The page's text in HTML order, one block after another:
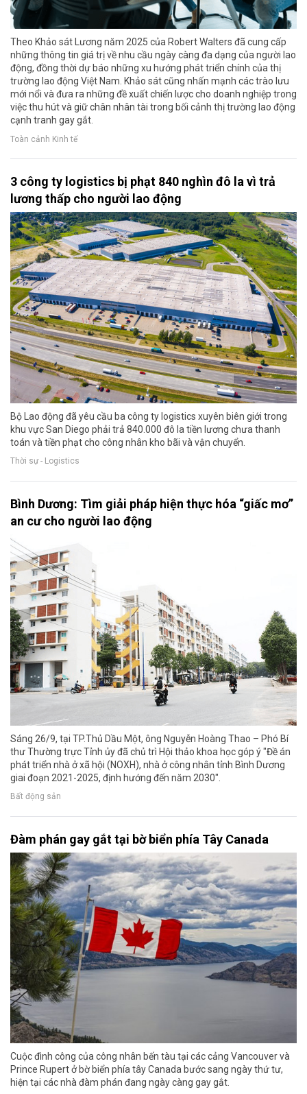
Theo Khảo sát Lương năm 2025 của Robert Walters đã cung cấp
những thông tin giá trị về nhu cầu ngày càng đa dạng của người lao
động, đồng thời dự báo những xu hướng phát triển chính của thị
trường lao động Việt Nam. Khảo sát cũng nhấn mạnh các trào lưu
mới nổi và đưa ra những đề xuất chiến lược cho doanh nghiệp trong
việc thu hút và giữ chân nhân tài trong bối cảnh thị trường lao động
cạnh tranh gay gắt.
Toàn cảnh Kinh tế
3 công ty logistics bị phạt 840 nghìn đô la vì trả
lương thấp cho người lao động
Bộ Lao động đã yêu cầu ba công ty logistics xuyên biên giới trong
khu vực San Diego phải trả 840.000 đô la tiền lương chưa thanh
toán và tiền phạt cho công nhân kho bãi và vận chuyển.
Thời sự - Logistics
Bình Dương: Tìm giải pháp hiện thực hóa “giấc mơ”
an cư cho người lao động
Sáng 26/9, tại TP.Thủ Dầu Một, ông Nguyễn Hoàng Thao – Phó Bí
thư Thường trực Tỉnh ủy đã chủ trì Hội thảo khoa học góp ý "Đề án
phát triển nhà ở xã hội (NOXH), nhà ở công nhân tỉnh Bình Dương
giai đoạn 2021-2025, định hướng đến năm 2030".​
Bất động sản
Đàm phán gay gắt tại bờ biển phía Tây Canada
Cuộc đình công của công nhân bến tàu tại các cảng Vancouver và
Prince Rupert ở bờ biển phía tây Canada bước sang ngày thứ tư,
hiện tại các nhà đàm phán đang ngày càng gay gắt.